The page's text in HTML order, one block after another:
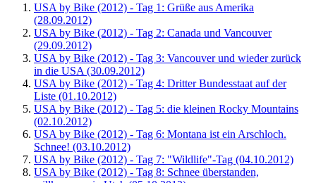
USA by Bike (2012) - Tag 1: Grüße aus Amerika
(28.09.2012)
USA by Bike (2012) - Tag 2: Canada und Vancouver
(29.09.2012)
USA by Bike (2012) - Tag 3: Vancouver und wieder zurück
in die USA (30.09.2012)
USA by Bike (2012) - Tag 4: Dritter Bundesstaat auf der
Liste (01.10.2012)
USA by Bike (2012) - Tag 5: die kleinen Rocky Mountains
(02.10.2012)
USA by Bike (2012) - Tag 6: Montana ist ein Arschloch.
Schnee! (03.10.2012)
USA by Bike (2012) - Tag 7: "Wildlife"-Tag (04.10.2012)
USA by Bike (2012) - Tag 8: Schnee überstanden,